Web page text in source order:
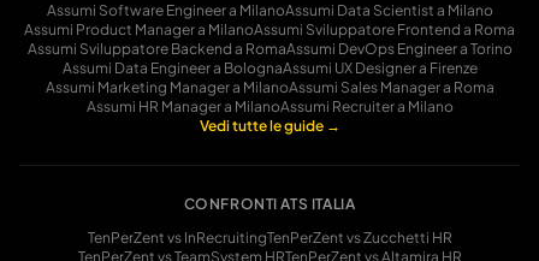
Assumi Software Engineera MilanoAssumi Data Scientist a Milano
Assumi Product Managera MilanoAssumi Sviluppatore Frontend a Roma
Assumi Sviluppatore Backend a RomaAssumi DevOps Engineera Torino
Assumi Data Engineera BolognaAssumi UX Designera Firenze
Assumi Marketing Managera MilanoAssumi Sales Managera Roma
Assumi HR Managera MilanoAssumi Recruitera Milano
Vedi tutte le guide →
CONFRONTI ATS ITALIA
TenPerZent vs InRecruitingTenPerZent vs Zucchetti HR
TenPerZent vs TeamSystem HRTenPerZent vs Altamira HR